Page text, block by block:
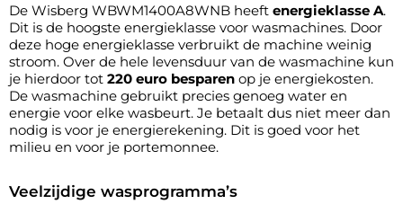
De Wisberg WBWM1400A8WNB heeft energieklasse A.
Dit is de hoogste energieklasse voor wasmachines. Door
deze hoge energieklasse verbruikt de machine weinig
stroom. Over de hele levensduur van de wasmachine kun
je hierdoor tot 220 euro besparen op je energiekosten.
De wasmachine gebruikt precies genoeg water en
energie voor elke wasbeurt. Je betaalt dus niet meer dan
nodig is voor je energierekening. Dit is goed voor het
milieu en voor je portemonnee.
Veelzijdige wasprogramma’s